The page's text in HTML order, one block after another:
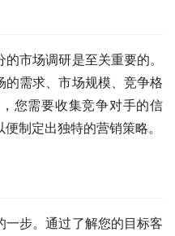
市场调研是至关重要的。
需求、市场规模、竞争格
您需要收集竞争对手的信
制定出独特的营销策略。
步。通过了解您的目标客